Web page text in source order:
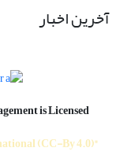
آخرین اخبار
is Licensed
"Creative commons Attribution 4.0 International (CC-By 4.0)"